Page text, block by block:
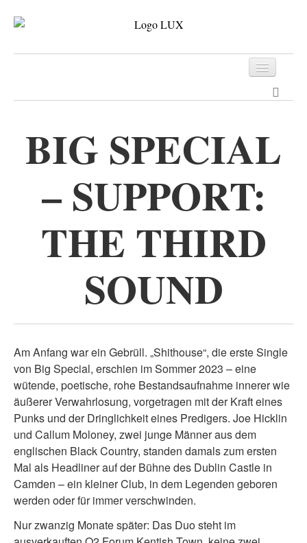
Archiv
Kontakt
BIG SPECIAL
– SUPPORT:
THE THIRD
SOUND
Am Anfang war ein Gebrüll. „Shithouse“, die erste Single
von Big Special, erschien im Sommer 2023 – eine
wütende, poetische, rohe Bestandsaufnahme innerer wie
äußerer Verwahrlosung, vorgetragen mit der Kraft eines
Punks und der Dringlichkeit eines Predigers. Joe Hicklin
und Callum Moloney, zwei junge Männer aus dem
englischen Black Country, standen damals zum ersten
Mal als Headliner auf der Bühne des Dublin Castle in
Camden – ein kleiner Club, in dem Legenden geboren
werden oder für immer verschwinden.
Nur zwanzig Monate später: Das Duo steht im